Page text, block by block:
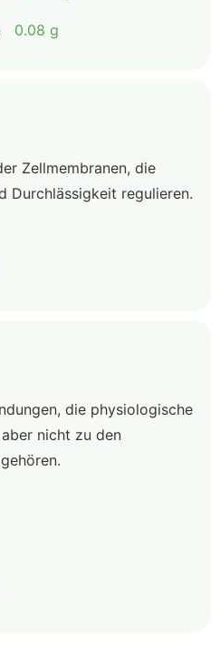
0.08 g
Zellmembranen, die
Durchlässigkeit regulieren.
die physiologische
nicht zu den